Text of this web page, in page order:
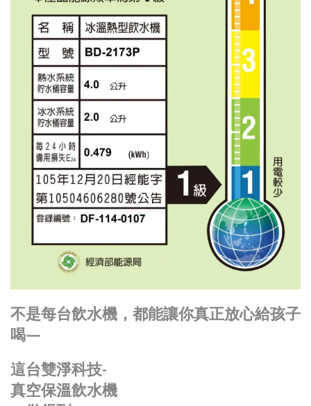
不是每台飲水機，都能讓你真正放心給孩子
喝—
這台雙淨科技-
真空保溫飲水機